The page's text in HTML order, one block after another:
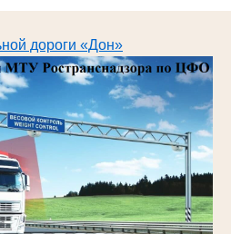
дороги «Дон»